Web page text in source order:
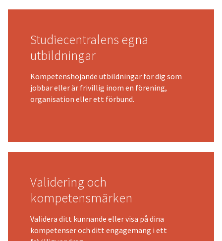
Studiecentralens egna
utbildningar
Kompetenshöjande utbildningar för dig som
jobbar eller är frivillig inom en förening,
organisation eller ett förbund.
Validering och
kompetensmärken
Validera ditt kunnande eller visa på dina
kompetenser och ditt engagemang i ett